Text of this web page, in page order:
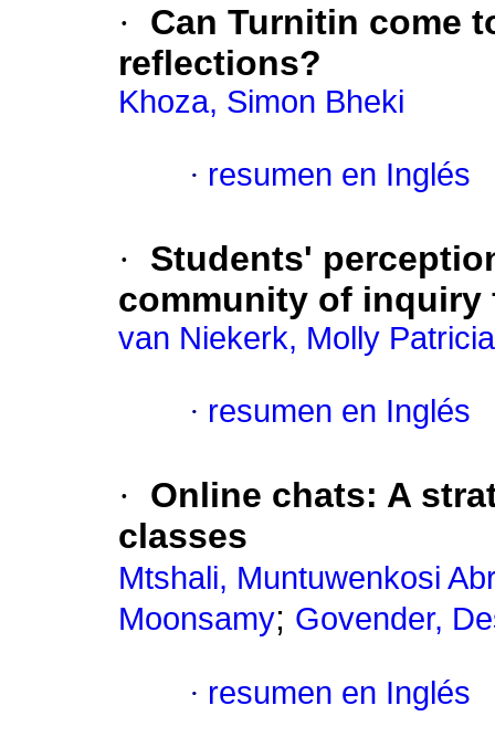
·
Can Turnitin come
reflections?
Khoza, Simon Bheki
· resumen en Inglés
·
Students'
community of inquiry
van Niekerk, Molly Patricia
· resumen en Inglés
·
Online chats: A
classes
Mtshali, Muntuwenkosi
Moonsamy; Govender,
· resumen en Inglés